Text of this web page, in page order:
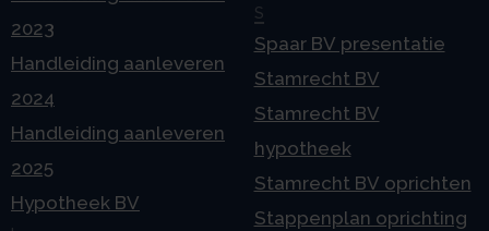
2023
Handleiding aanleveren
2024
Handleiding aanleveren
2025
Hypotheek BV
S
Spaar BV presentatie
Stamrecht BV
Stamrecht BV
hypotheek
Stamrecht BV oprichten
Stappenplan oprichting